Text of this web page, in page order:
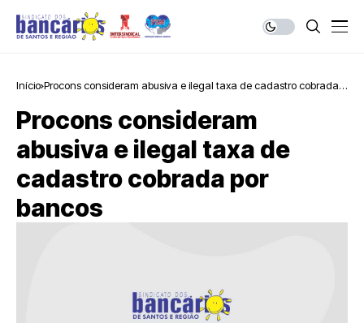
Início Procons consideram abusiva e ilegal taxa de cadastro cobrada
Procons consideram
abusiva e ilegal taxa de
cadastro cobrada por
bancos